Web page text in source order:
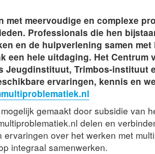
met meervoudige en complexe
Professionals die hen
en de hulpverlening samen
een hele uitdaging. Het
Jeugdinstituut, Trimbos-instituut
ervaringen, kennis en
gemaakt door subsidie van
delen en
over het werken met
integraal samenwerken.